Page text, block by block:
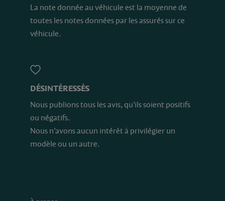
La note donnée au véhicule est la moyenne de
toutes les notes données par les assurés sur ce
véhicule.
DÉSINTÉRESSÉS
Nous publions tous les avis, qu’ils soient positifs
ou négatifs.
Nous n’avons aucun intérêt à privilégier un
modèle ou un autre.